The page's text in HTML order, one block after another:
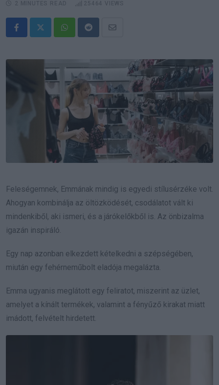
WhatsappRedditShare
Email
Feleségemnek, Emmának mindig is egyedi stílusérzéke volt.
Ahogyan kombinálja az öltözködését, csodálatot vált ki
mindenkiből, aki ismeri, és a járókelőkből is. Az önbizalma
igazán inspiráló.
Egy nap azonban elkezdett kételkedni a szépségében,
miután egy fehérneműbolt eladója megalázta.
Emma ugyanis meglátott egy feliratot, miszerint az üzlet,
amelyet a kínált termékek, valamint a fényűző kirakat miatt
imádott, felvételt hirdetett.